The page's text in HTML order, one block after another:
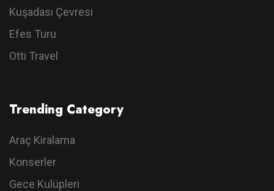
Kuşadası Çevresi
Efes Turu
Otti Travel
Trending Category
Araç Kiralama
Konserler
Gece Kulüpleri